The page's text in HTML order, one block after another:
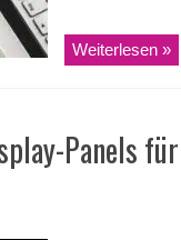
Weiterlesen »
Panels